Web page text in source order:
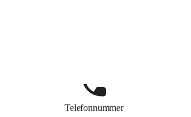
Telefonnummer